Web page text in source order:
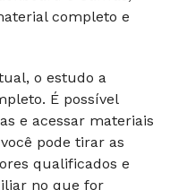
completo e
o estudo a
É possível
e acessar materiais
pode tirar as
qualificados e
no que for